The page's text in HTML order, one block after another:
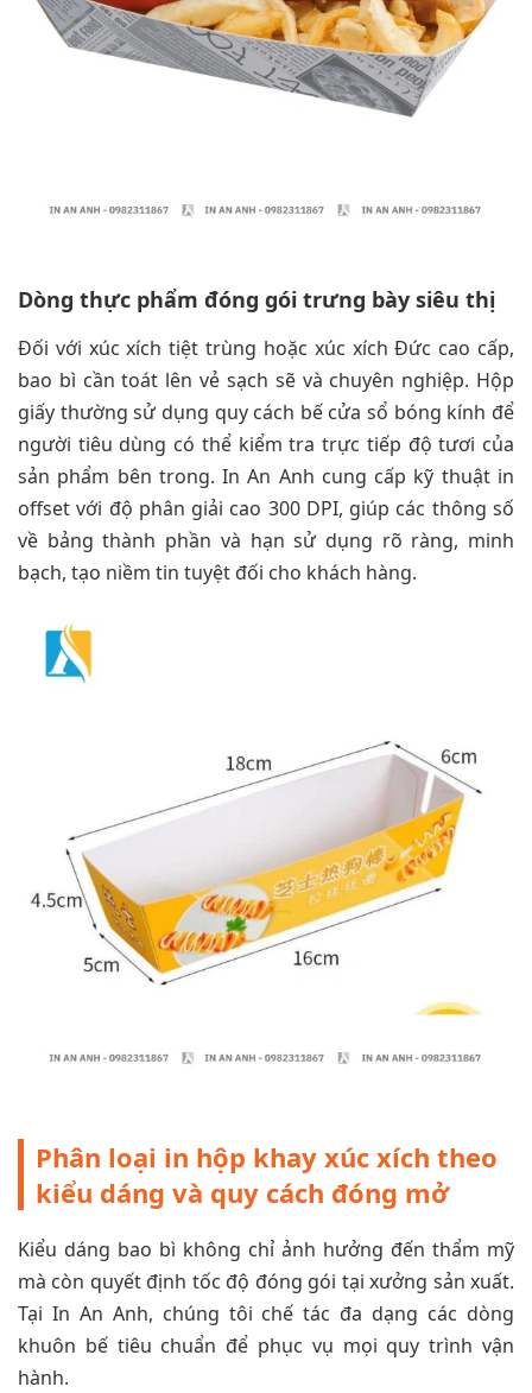
Dòng thực phẩm đóng gói trưng bày siêu thị
Đối với xúc xích tiệt trùng hoặc xúc xích Đức cao cấp,
bao bì cần toát lên vẻ sạch sẽ và chuyên nghiệp. Hộp
giấy thường sử dụng quy cách bế cửa sổ bóng kính để
người tiêu dùng có thể kiểm tra trực tiếp độ tươi của
sản phẩm bên trong. In An Anh cung cấp kỹ thuật in
offset với độ phân giải cao 300 DPI, giúp các thông số
về bảng thành phần và hạn sử dụng rõ ràng, minh
bạch, tạo niềm tin tuyệt đối cho khách hàng.
Phân loại in hộp khay xúc xích theo
kiểu dáng và quy cách đóng mở
Kiểu dáng bao bì không chỉ ảnh hưởng đến thẩm mỹ
mà còn quyết định tốc độ đóng gói tại xưởng sản xuất.
Tại In An Anh, chúng tôi chế tác đa dạng các dòng
khuôn bế tiêu chuẩn để phục vụ mọi quy trình vận
hành.